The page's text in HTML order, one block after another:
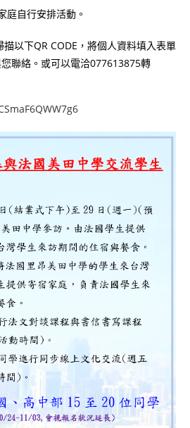
自行安排活動。
以下QR CODE，將個人資料填入表單
聯絡。或可以電洽077613875轉